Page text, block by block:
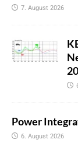
7. August 2026
Power
6. August 2026